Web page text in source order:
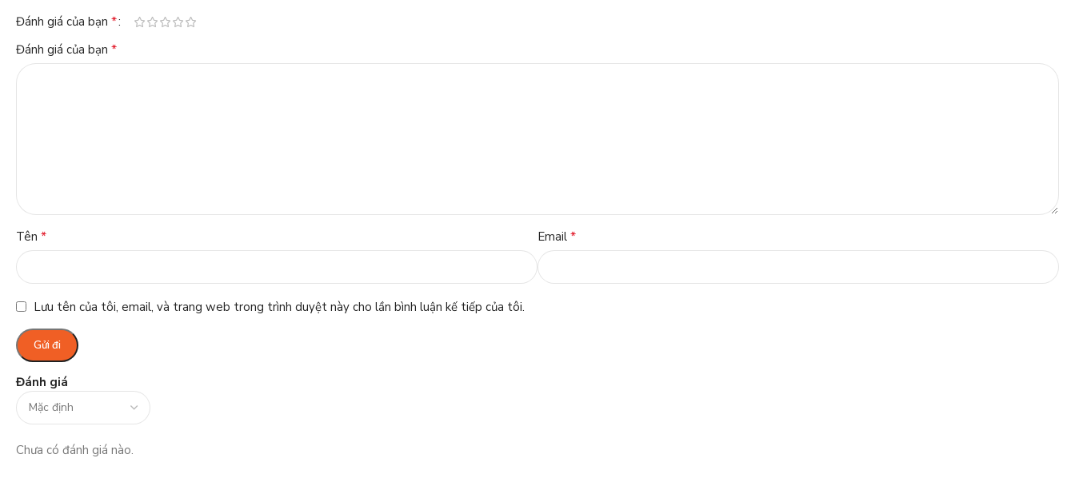
Đánh giá
Chưa có đánh giá nào.
Đánh giá của bạn *
Đánh giá của bạn *
Tên * Email *
Lưu tên của tôi, email, và trang web trong trình duyệt này cho lần bình luận kế tiếp của tôi.